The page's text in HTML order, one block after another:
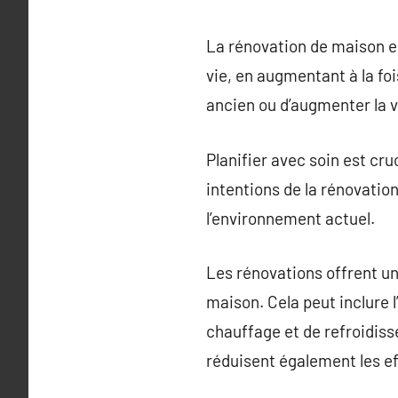
La rénovation de maison
vie, en augmentant à la
ancien ou d’augmenter
Planifier avec soin est
intentions de la
l’environnement actuel.
Les rénovations offrent
maison. Cela peut inclure
chauffage et de
réduisent également les